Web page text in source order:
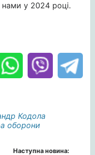
нами у 2024 році.
Кодола
оборони
Наступна новина: